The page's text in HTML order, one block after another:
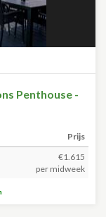
Penthouse -
Prijs
€1.615
per midweek